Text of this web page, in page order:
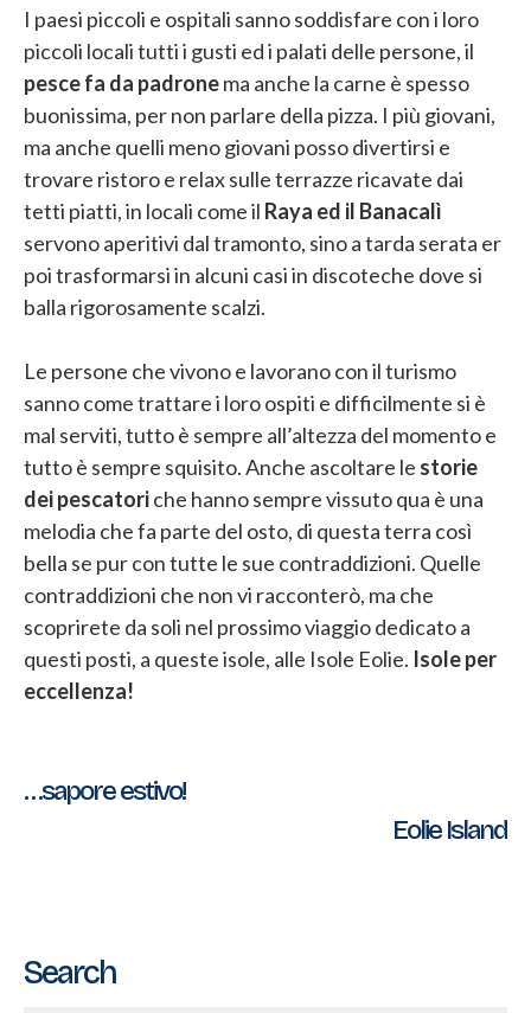
I paesi piccoli e ospitali sanno soddisfare con i loro
piccoli locali tutti i gusti ed i palati delle persone, il
pesce fa da padronema anche la carne è spesso
buonissima, per non parlare della pizza. I più giovani,
ma anche quelli meno giovani posso divertirsi e
trovare ristoro e relax sulle terrazze ricavate dai
tetti piatti, in locali come il Raya ed il Banacalì
servono aperitivi dal tramonto, sino a tarda serata er
poi trasformarsi in alcuni casi in discoteche dove si
balla rigorosamente scalzi.
Le persone che vivono e lavorano con il turismo
sanno come trattare i loro ospiti e difficilmente si è
mal serviti, tutto è sempre all’altezza del momento e
tutto è sempre squisito. Anche ascoltare le storie
dei pescatoriche hanno sempre vissuto qua è una
melodia che fa parte del osto, di questa terra così
bella se pur con tutte le sue contraddizioni. Quelle
contraddizioni che non vi racconterò, ma che
scoprirete da soli nel prossimo viaggio dedicato a
questi posti, a queste isole, alle Isole Eolie. Isole per
eccellenza!
Navigazione
…sapore estivo!
Eolie Island
Search